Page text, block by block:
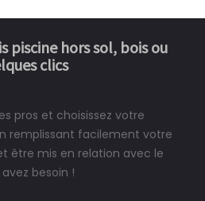
piscine hors sol, bois ou
clics
pros et choisissez votre
remplissant facilement votre
être mis en relation avec le
besoin !